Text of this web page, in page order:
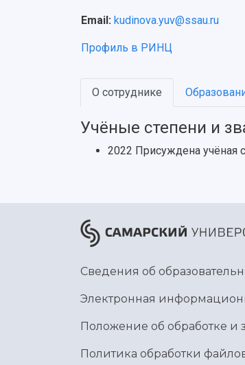
Email: kudinova.yuv@ssau.ru
Профиль в РИНЦ
О сотруднике
Учёные степени и
2022 Присуждена учёная
Сведения об
Электронная
Положение об обработке и
Политика обработки